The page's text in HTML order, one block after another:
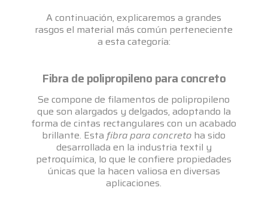
A continuación, explicaremos a grandes
rasgos el material más común perteneciente
a esta categoría:
Fibra de polipropileno para concreto
Se compone de filamentos de polipropileno
que son alargados y delgados, adoptando la
forma de cintas rectangulares con un acabado
brillante. Estafibra para concreto ha sido
desarrollada en la industria textil y
petroquímica, lo que le confiere propiedades
únicas que la hacen valiosa en diversas
aplicaciones.